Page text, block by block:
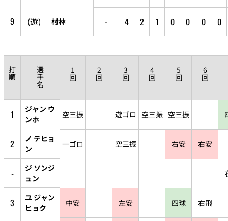
9 (遊) 村林 - 4 2 1 0 0 0 0
打
順
選
手
名
1
回
2
回
3
回
4
回
5
回
6
回
1
ジャン ウ
ンホ
空三振 遊ゴロ 空三振 空三振
2
ノ テヒョ
ン
一ゴロ 空三振 右安 右安
-
ジ ソンジ
ュン
3
ユ ジャン
ヒョク
中安 左安 四球 右飛